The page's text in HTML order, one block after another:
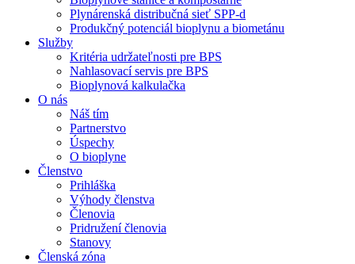
Plynárenská distribučná sieť SPP-d
Produkčný potenciál bioplynu a biometánu
Služby
Kritéria udržateľnosti pre BPS
Nahlasovací servis pre BPS
Bioplynová kalkulačka
O nás
Náš tím
Partnerstvo
Úspechy
O bioplyne
Členstvo
Prihláška
Výhody členstva
Členovia
Pridružení členovia
Stanovy
Členská zóna